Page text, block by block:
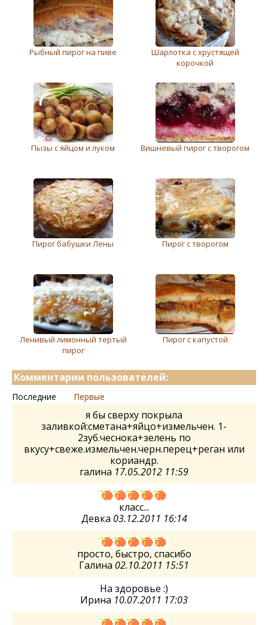
Рыбный пирог на пиве
Шарлотка с хрустящей
корочкой
Пызы с яйцом и луком Вишневый пирог с творогом
Пирог бабушки Лены Пирог с творогом
Ленивый лимонный тертый
пирог
Пирог с капустой
Комментарии пользователей:
Последние Первые
я бы сверху покрыла
заливкой:сметана+яйцо+измельчен. 1-
2зуб.чеснока+зелень по
вкусу+свеже.измельчен.черн.перец+реган или
кориандр.
галина 17.05.2012 11:59
класс...
Девка 03.12.2011 16:14
просто, быстро, спасибо
Галина 02.10.2011 15:51
На здоровье :)
Ирина 10.07.2011 17:03